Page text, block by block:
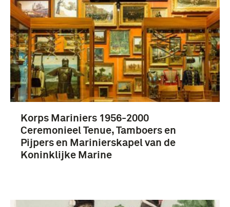
Korps Mariniers 1956-2000
Ceremonieel Tenue, Tamboers en
Pijpers en Marinierskapel van de
Koninklijke Marine